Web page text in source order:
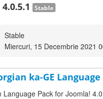
Stable
Stable
Miercuri, 15 Decembrie 2021
ka-GE Language
Language Pack for Joomla!